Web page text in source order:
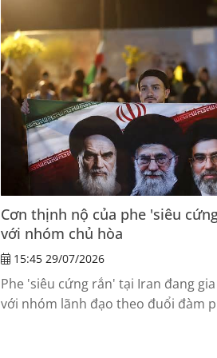
cơ xảy ra khủng hoảng trên Bán
“không còn là khả năng, mà chỉ
điểm”.
Cơn thịnh nộ của phe 'siêu
với nhóm chủ hòa
15:45 29/07/2026
Phe 'siêu cứng rắn' tại Iran đang
với nhóm lãnh đạo theo đuổi đàm